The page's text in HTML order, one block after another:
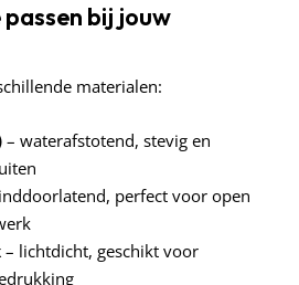
bij jouw
materialen:
– waterafstotend, stevig en
perfect voor open
– lichtdicht, geschikt voor